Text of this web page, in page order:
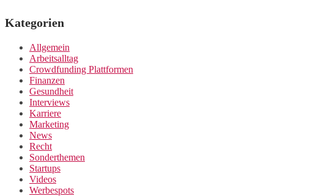
Kategorien
Allgemein
Arbeitsalltag
Crowdfunding Plattformen
Finanzen
Gesundheit
Interviews
Karriere
Marketing
News
Recht
Sonderthemen
Startups
Videos
Werbespots